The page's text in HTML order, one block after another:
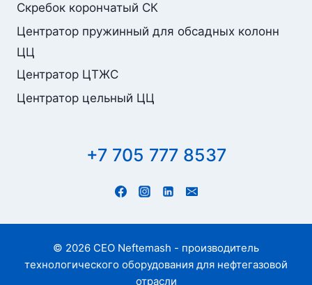
Скребок корончатый СК
Центратор пружинный для обсадных колонн
ЦЦ
Центратор ЦТЖС
Центратор цельный ЦЦ
+7 705 777 8537
© 2026 CEO Neftemash - производитель
технологического оборудования для нефтегазовой
отрасли